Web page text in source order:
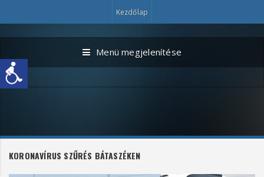
Kezdőlap
Menü megjelenítése
KORONAVÍRUS SZŰRÉS BÁTASZÉKEN